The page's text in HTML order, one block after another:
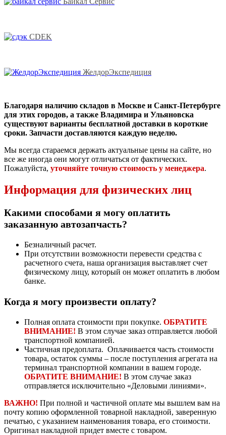
CDEK
ЖелдорЭкспедиция
Благодаря наличию складов в Москве и Санкт-Петербурге
для этих городов, а также Владимира и Ульяновска
существуют варианты бесплатной доставки в короткие
сроки. Запчасти доставляются каждую неделю.
Мы всегда стараемся держать актуальные цены на сайте, но
все же иногда они могут отличаться от фактических.
Пожалуйста, уточняйте точную стоимость у менеджера.
Информация для физических лиц
Какими способами я могу оплатить
заказанную автозапчасть?
Безналичный расчет.
При отсутствии возможности перевести средства с
расчетного счета, наша организация выставляет счет
физическому лицу, который он может оплатить в любом
банке.
Когда я могу произвести оплату?
Полная оплата стоимости при покупке. ОБРАТИТЕ
ВНИМАНИЕ! В этом случае заказ отправляется любой
транспортной компанией.
Частичная предоплата. Оплачивается часть стоимости
товара, остаток суммы – после поступления агрегата на
терминал транспортной компании в вашем городе.
ОБРАТИТЕ ВНИМАНИЕ! В этом случае заказ
отправляется исключительно «Деловыми линиями».
ВАЖНО! При полной и частичной оплате мы вышлем вам на
почту копию оформленной товарной накладной, заверенную
печатью, с указанием наименования товара, его стоимости.
Оригинал накладной придет вместе с товаром.